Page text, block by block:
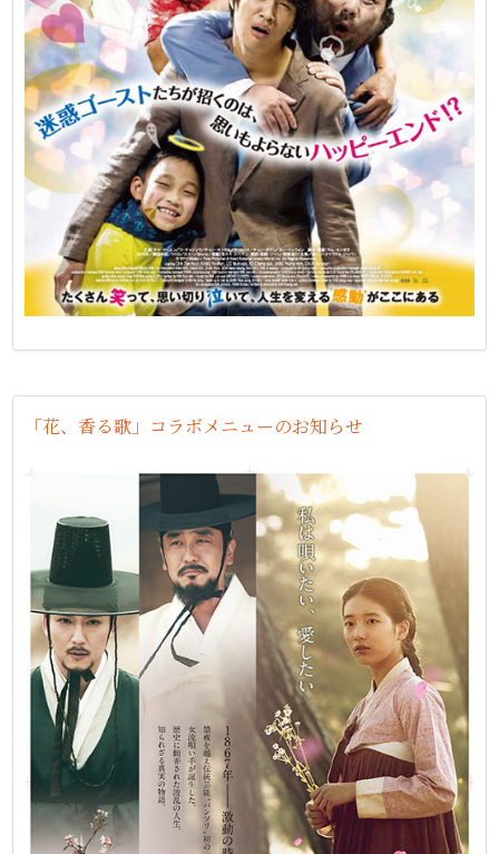
「花、香る歌」コラボメニューのお知らせ